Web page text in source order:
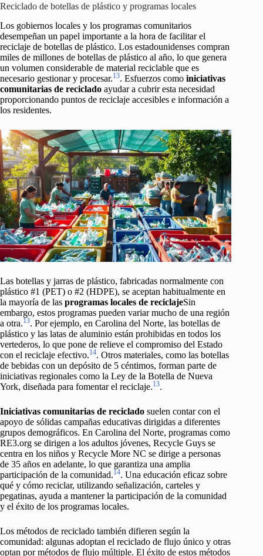
Reciclado de botellas de plástico y programas locales
Los gobiernos locales y los programas comunitarios
desempeñan un papel importante a la hora de facilitar el
reciclaje de botellas de plástico. Los estadounidenses compran
miles de millones de botellas de plástico al año, lo que genera
un volumen considerable de material reciclable que es
necesario gestionar y procesar.13. Esfuerzos como iniciativas
comunitarias de reciclado ayudar a cubrir esta necesidad
proporcionando puntos de reciclaje accesibles e información a
los residentes.
Las botellas y jarras de plástico, fabricadas normalmente con
plástico #1 (PET) o #2 (HDPE), se aceptan habitualmente en
la mayoría de las programas locales de reciclajeSin
embargo, estos programas pueden variar mucho de una región
a otra.13. Por ejemplo, en Carolina del Norte, las botellas de
plástico y las latas de aluminio están prohibidas en todos los
vertederos, lo que pone de relieve el compromiso del Estado
con el reciclaje efectivo.14. Otros materiales, como las botellas
de bebidas con un depósito de 5 céntimos, forman parte de
iniciativas regionales como la Ley de la Botella de Nueva
York, diseñada para fomentar el reciclaje.13.
Iniciativas comunitarias de reciclado suelen contar con el
apoyo de sólidas campañas educativas dirigidas a diferentes
grupos demográficos. En Carolina del Norte, programas como
RE3.org se dirigen a los adultos jóvenes, Recycle Guys se
centra en los niños y Recycle More NC se dirige a personas
de 35 años en adelante, lo que garantiza una amplia
participación de la comunidad.14. Una educación eficaz sobre
qué y cómo reciclar, utilizando señalización, carteles y
pegatinas, ayuda a mantener la participación de la comunidad
y el éxito de los programas locales.
Los métodos de reciclado también difieren según la
comunidad: algunas adoptan el reciclado de flujo único y otras
optan por métodos de flujo múltiple. El éxito de estos métodos